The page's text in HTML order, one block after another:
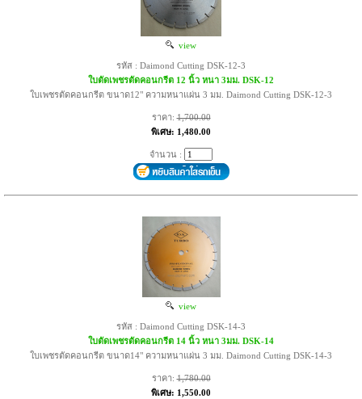
view
รหัส : Daimond Cutting DSK-12-3
ใบตัดเพชรตัดคอนกรีต 12 นิ้ว หนา 3มม. DSK-12
ใบเพชรตัดคอนกรีต ขนาด12" ความหนาแผ่น 3 มม. Daimond Cutting DSK-12-3
ราคา:1,700.00
พิเศษ: 1,480.00
จำนวน :
view
รหัส : Daimond Cutting DSK-14-3
ใบตัดเพชรตัดคอนกรีต 14 นิ้ว หนา 3มม. DSK-14
ใบเพชรตัดคอนกรีต ขนาด14" ความหนาแผ่น 3 มม. Daimond Cutting DSK-14-3
ราคา:1,780.00
พิเศษ: 1,550.00